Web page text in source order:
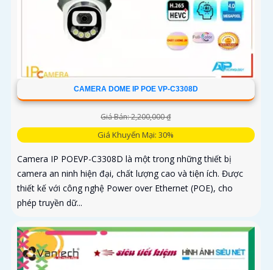
CAMERA DOME IP POE VP-C3308D
Giá Bán: 2,200,000 ₫
Giá Khuyến Mại: 30%
Camera IP POEVP-C3308D là một trong những thiết bị
camera an ninh hiện đại, chất lượng cao và tiện ích. Được
thiết kế với công nghệ Power over Ethernet (POE), cho
phép truyền dữ...